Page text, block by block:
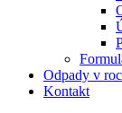
Odpady v
Kontakt